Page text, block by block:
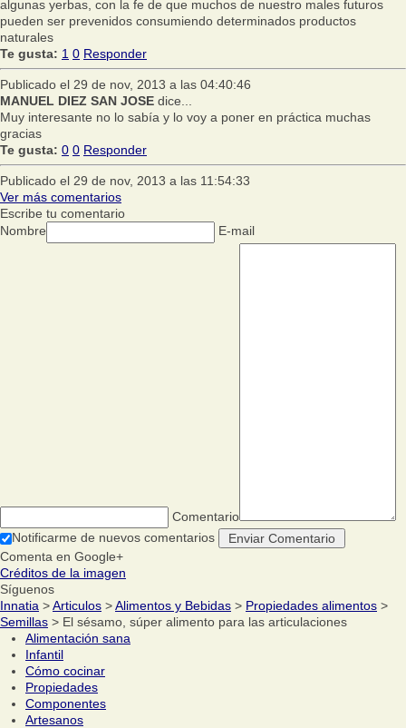
algunas yerbas, con la fe de que muchos de nuestro males futuros
pueden ser prevenidos consumiendo determinados productos
naturales
Te gusta: 1 0 Responder
Publicado el 29 de nov, 2013 a las 04:40:46
MANUEL DIEZ SAN JOSE dice...
Muy interesante no lo sabía y lo voy a poner en práctica muchas
gracias
Te gusta: 0 0 Responder
Publicado el 29 de nov, 2013 a las 11:54:33
Ver más comentarios
Escribe tu comentario
Nombre
E-mail
Comentario
Notificarme de nuevos comentarios
Comenta en Google+
Créditos de la imagen
Síguenos
Innatia >Articulos >Alimentos y Bebidas > Propiedades alimentos >
Semillas > El sésamo, súper alimento para las articulaciones
Alimentación sana
Infantil
Cómo cocinar
Propiedades
Componentes
Artesanos